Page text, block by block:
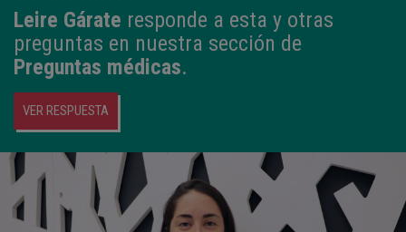
Leire Gárate responde a esta y otras
preguntas en nuestra sección de
Preguntas médicas.
VER RESPUESTA